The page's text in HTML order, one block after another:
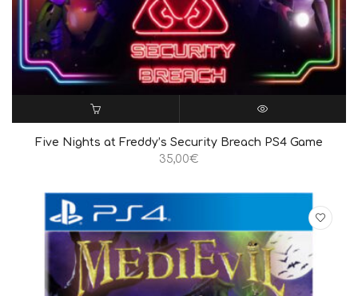
ΠΡΟΣΘΉΚΗ ΣΤΟ ΚΑΛΆΘΙ QUICK VIEW
Five Nights at Freddy’s Security Breach PS4 Game
35,00€